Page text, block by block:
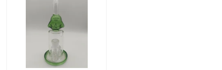
Bang à eau en verre
Bang en verre en silicone